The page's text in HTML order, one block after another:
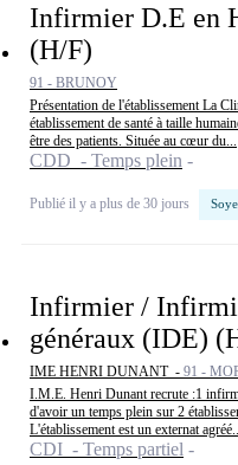
Infirmier D.E en
(H/F)
91 - BRUNOY
Présentation de l'établissement La
établissement de santé à taille
être des patients. Située au cœur du...
CDD - Temps plein
Publié il y a plus de 30 jours
Infirmier /
généraux (IDE)
IME HENRI DUNANT - 91 -
I.M.E. Henri Dunant recrute :1
d'avoir un temps plein sur 2
L'établissement est un externat
CDI - Temps partiel